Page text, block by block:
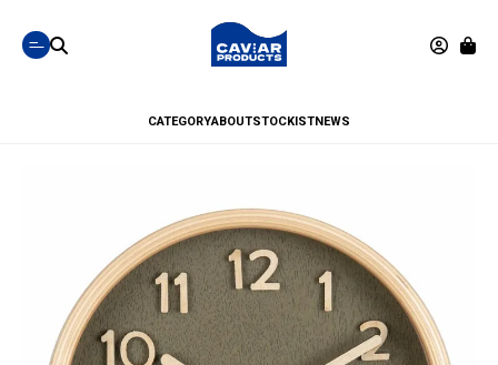
CATEGORYABOUTSTOCKISTNEWS